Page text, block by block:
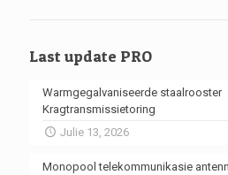
Last update PRO
Warmgegalvaniseerde staalrooster
Kragtransmissietoring
Julie 13, 2026
Monopool telekommunikasie